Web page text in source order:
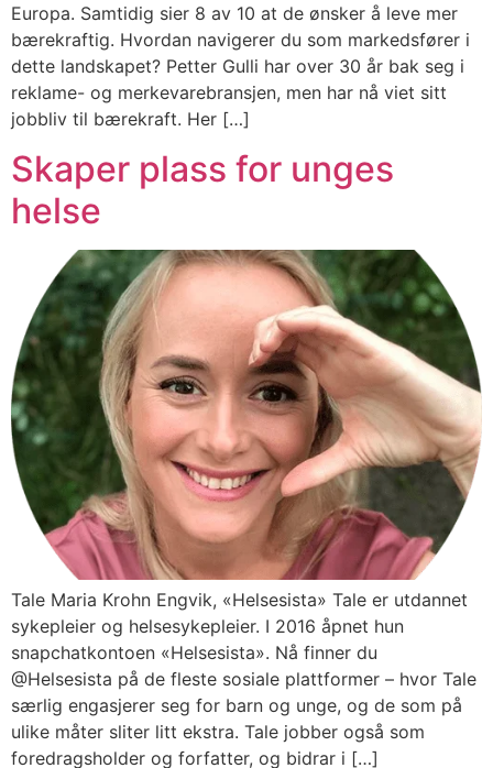
Europa. Samtidig sier 8 av 10 at de ønsker å leve mer
bærekraftig. Hvordan navigerer du som markedsfører i
dette landskapet? Petter Gulli har over 30 år bak seg i
reklame- og merkevarebransjen, men har nå viet sitt
jobbliv til bærekraft. Her […]
Skaper plass for unges
helse
Tale Maria Krohn Engvik, «Helsesista» Tale er utdannet
sykepleier og helsesykepleier. I 2016 åpnet hun
snapchatkontoen «Helsesista». Nå finner du
@Helsesista på de fleste sosiale plattformer – hvor Tale
særlig engasjerer seg for barn og unge, og de som på
ulike måter sliter litt ekstra. Tale jobber også som
foredragsholder og forfatter, og bidrar i […]